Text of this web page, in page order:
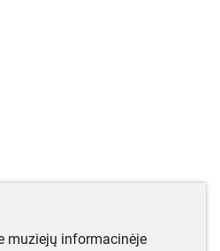
muziejų informacinėje